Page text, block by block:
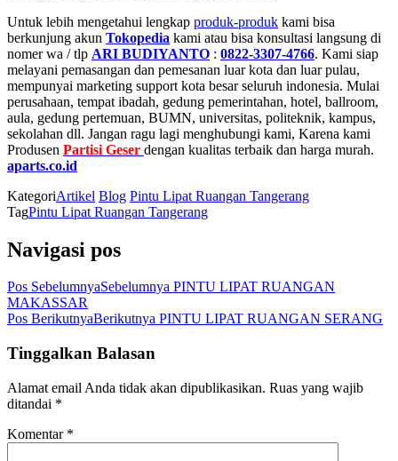
Untuk lebih mengetahui lengkap produk-produk kami bisa
berkunjung akun Tokopedia kami atau bisa konsultasi langsung di
nomer wa / tlp ARI BUDIYANTO : 0822-3307-4766. Kami siap
melayani pemasangan dan pemesanan luar kota dan luar pulau,
mempunyai marketing support kota besar seluruh indonesia. Mulai
perusahaan, tempat ibadah, gedung pemerintahan, hotel, ballroom,
aula, gedung pertemuan, BUMN, universitas, politeknik, kampus,
sekolahan dll. Jangan ragu lagi menghubungi kami, Karena kami
Produsen Partisi Geser dengan kualitas terbaik dan harga murah.
aparts.co.id
KategoriArtikel Blog Pintu Lipat Ruangan Tangerang
TagPintu Lipat Ruangan Tangerang
Navigasi pos
Pos SebelumnyaSebelumnya PINTU LIPAT RUANGAN
MAKASSAR
Pos BerikutnyaBerikutnya PINTU LIPAT RUANGAN SERANG
Tinggalkan Balasan
Alamat email Anda tidak akan dipublikasikan. Ruas yang wajib
ditandai *
Komentar *